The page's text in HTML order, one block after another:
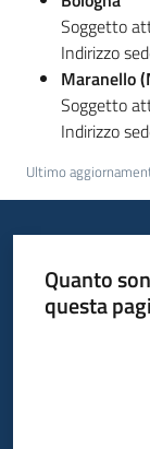
Soggetto
Indirizzo
Maranello
Soggetto
Indirizzo
Ultimo
Quanto
questa